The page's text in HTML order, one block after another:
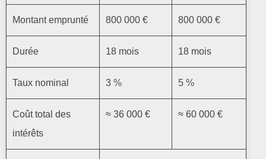
Montant emprunté 800 000 € 800 000 €
Durée 18 mois 18 mois
Taux nominal 3 % 5 %
Coût total des
intérêts
≈ 36 000 € ≈ 60 000 €